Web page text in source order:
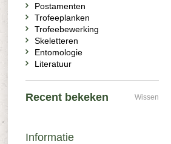
Postamenten
Trofeeplanken
Trofeebewerking
Skeletteren
Entomologie
Literatuur
Recent bekeken Wissen
Informatie